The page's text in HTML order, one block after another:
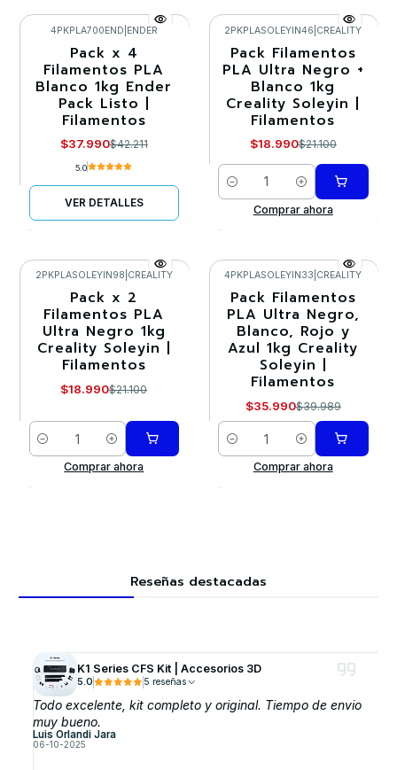
-10%
Agotado
4PKPLA700END ENDER
Pack x 4
Filamentos PLA
Blanco 1kg Ender
Pack Listo |
Filamentos
$37.990$42.211
5.0
VER DETALLES
-10%
2PKPLASOLEYIN46 CREALITY
Pack Filamentos
PLA Ultra Negro +
Blanco 1kg
Creality Soleyin |
Filamentos
$18.990$21.100
Cantidad
Comprar ahora
2PKPLASOLEYIN98 CREALITY
Pack x 2
Filamentos PLA
Ultra Negro 1kg
Creality Soleyin |
Filamentos
$18.990$21.100
Cantidad
Comprar ahora
-10%
4PKPLASOLEYIN33 CREALITY
Pack Filamentos
PLA Ultra Negro,
Blanco, Rojo y
Azul 1kg Creality
Soleyin |
Filamentos
$35.990$39.989
Cantidad
Comprar ahora
Reseñas destacadas
K1 Series CFS Kit | Accesorios 3D
5.0 5 reseñas
Todo excelente, kit completo y original. Tiempo de envio
muy bueno.
Luis Orlandi Jara
06-10-2025